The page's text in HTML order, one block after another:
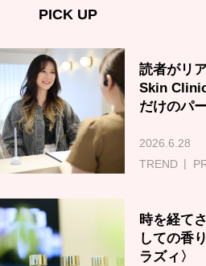
PICK UP
読者がリ
Skin
だけのパ
2026.6.28
TREND
時を経て
しての香
ラズィ〉